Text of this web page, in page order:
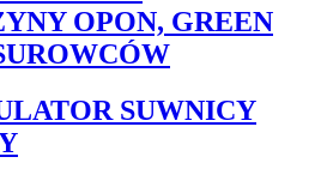
OPON, GREEN
SUWNICY